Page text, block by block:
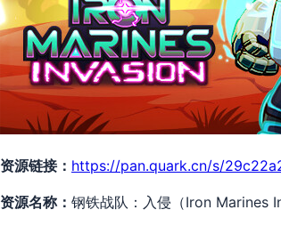
资源链接： https://pan.quark.cn/s/
资源名称： 钢铁战队：入侵（Iron Marines